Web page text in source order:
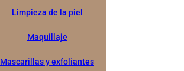
Limpieza de la piel
Maquillaje
Mascarillas y exfoliantes